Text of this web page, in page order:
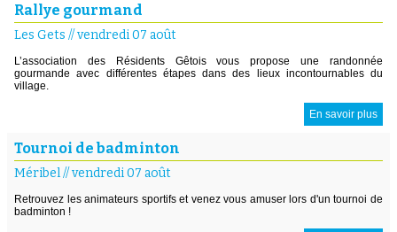
Rallye gourmand
Les Gets //vendredi 07 août
L’association des Résidents Gêtois vous propose une randonnée
gourmande avec différentes étapes dans des lieux incontournables du
village.
En savoir plus
Tournoi de badminton
Méribel//vendredi 07 août
Retrouvez les animateurs sportifs et venez vous amuser lors d'un tournoi de
badminton !